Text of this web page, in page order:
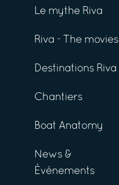
Le mythe Riva
Riva - The movies
Destinations Riva
Chantiers
Boat Anatomy
News &
Événements